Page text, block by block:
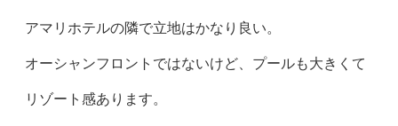
アマリホテルの隣で立地はかなり良い。
オーシャンフロントではないけど、プールも大きくて
リゾート感あります。